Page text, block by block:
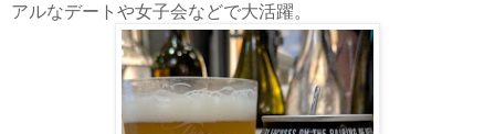
アルなデートや女子会などで大活躍。